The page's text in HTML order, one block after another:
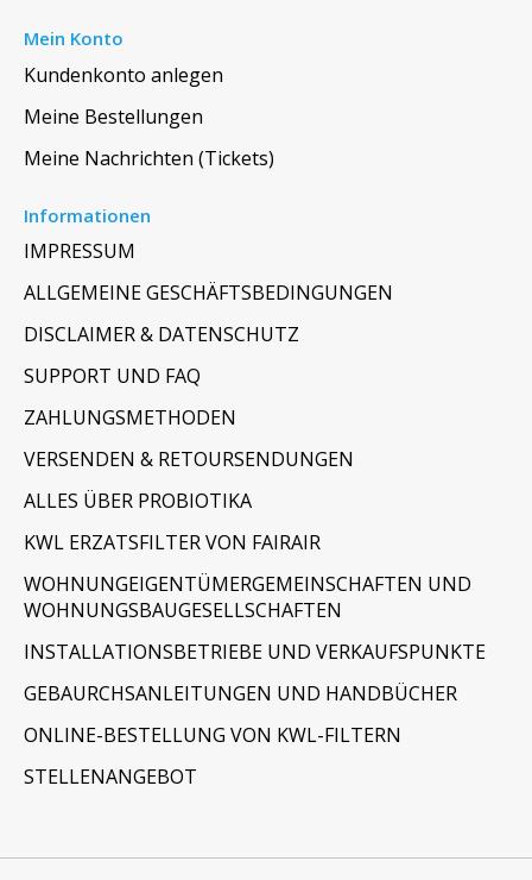
Mein Konto
Kundenkonto anlegen
Meine Bestellungen
Meine Nachrichten (Tickets)
Informationen
IMPRESSUM
ALLGEMEINE GESCHÄFTSBEDINGUNGEN
DISCLAIMER & DATENSCHUTZ
SUPPORT UND FAQ
ZAHLUNGSMETHODEN
VERSENDEN & RETOURSENDUNGEN
ALLES ÜBER PROBIOTIKA
KWL ERZATSFILTER VON FAIRAIR
WOHNUNGEIGENTÜMERGEMEINSCHAFTEN UND
WOHNUNGSBAUGESELLSCHAFTEN
INSTALLATIONSBETRIEBE UND VERKAUFSPUNKTE
GEBAURCHSANLEITUNGEN UND HANDBÜCHER
ONLINE-BESTELLUNG VON KWL-FILTERN
STELLENANGEBOT